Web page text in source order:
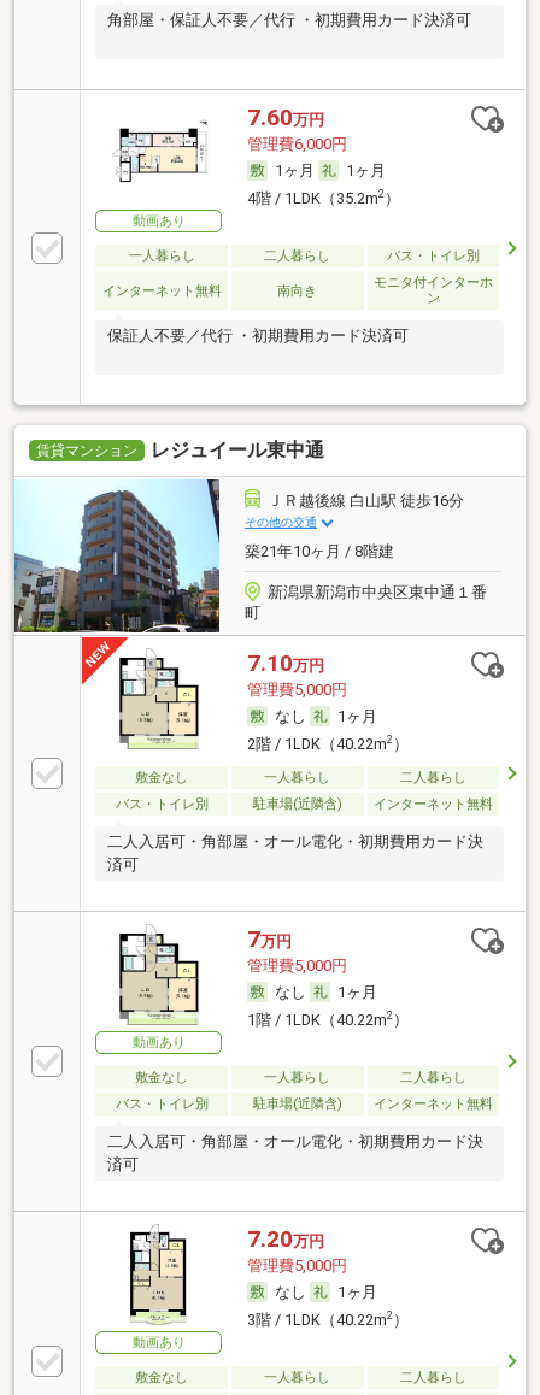
角部屋・保証人不要／代行 ・初期費用カード決済可
動画あり
7.60万円
管理費6,000円
1ヶ月
1ヶ月
4階 / 1LDK（35.2m2）
一人暮らし 二人暮らし バス・トイレ別
インターネット無料 南向き
モニタ付インターホ
ン
保証人不要／代行 ・初期費用カード決済可
賃貸マンション レジュイール東中通
ＪＲ越後線 白山駅 徒歩16分
その他の交通
築21年10ヶ月 / 8階建
新潟県新潟市中央区東中通１番
町
7.10万円
管理費5,000円
なし
1ヶ月
2階 / 1LDK（40.22m2）
敷金なし 一人暮らし
二人暮らし
バス・トイレ別
駐車場(近隣含) インターネット無料
二人入居可・角部屋・オール電化・初期費用カード決
済可
動画あり
7万円
管理費5,000円
なし
1ヶ月
1階 / 1LDK（40.22m2）
敷金なし 一人暮らし
二人暮らし
バス・トイレ別
駐車場(近隣含) インターネット無料
二人入居可・角部屋・オール電化・初期費用カード決
済可
動画あり
7.20万円
管理費5,000円
なし
1ヶ月
3階 / 1LDK（40.22m2）
敷金なし 一人暮らし
二人暮らし